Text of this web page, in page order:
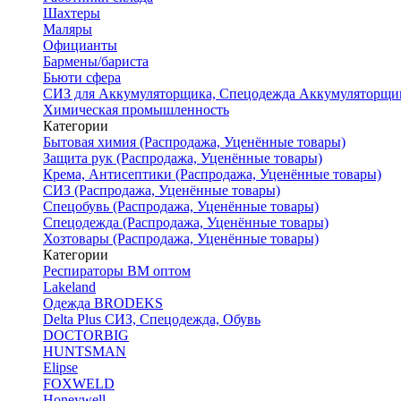
Шахтеры
Маляры
Официанты
Бармены/бариста
Бьюти сфера
СИЗ для Аккумуляторщика, Спецодежда
Химическая промышленность
Категории
Бытовая химия (Распродажа, Уценённые товары)
Защита рук (Распродажа, Уценённые товары)
Крема, Антисептики (Распродажа, Уценённые товары)
СИЗ (Распродажа, Уценённые товары)
Спецобувь (Распродажа, Уценённые товары)
Спецодежда (Распродажа, Уценённые товары)
Хозтовары (Распродажа, Уценённые товары)
Категории
Респираторы ВМ оптом
Lakeland
Одежда BRODEKS
Delta Plus СИЗ, Спецодежда, Обувь
DOCTORBIG
HUNTSMAN
Elipse
FOXWELD